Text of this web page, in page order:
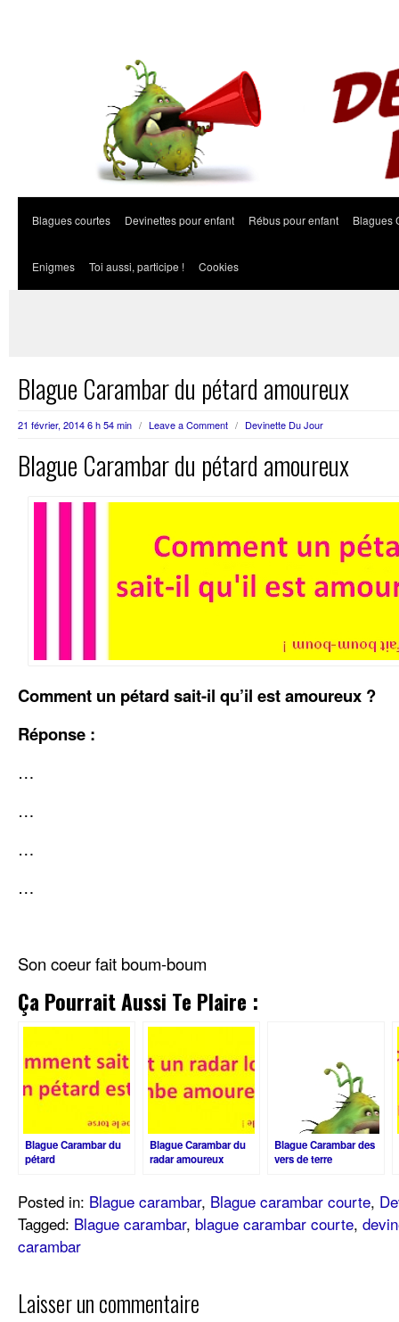
Blagues courtes Devinettes pour enfant Rébus pour enfant Blagues
Enigmes Toi aussi, participe ! Cookies
Blague Carambar du pétard amoureux
21 février, 2014 6 h 54 min / Leave a Comment / Devinette Du Jour
Blague Carambar du pétard amoureux
Comment un pétard sait-il qu’il est amoureux ?
Réponse :
…
…
…
…
Son coeur fait boum-boum
Ça Pourrait Aussi Te Plaire :
Blague Carambar du
pétard
Blague Carambar du
radar amoureux
Blague Carambar des
vers de terre
Posted in: Blague carambar, Blague carambar courte,
Tagged: Blague carambar, blague carambar courte,
carambar
Laisser un commentaire